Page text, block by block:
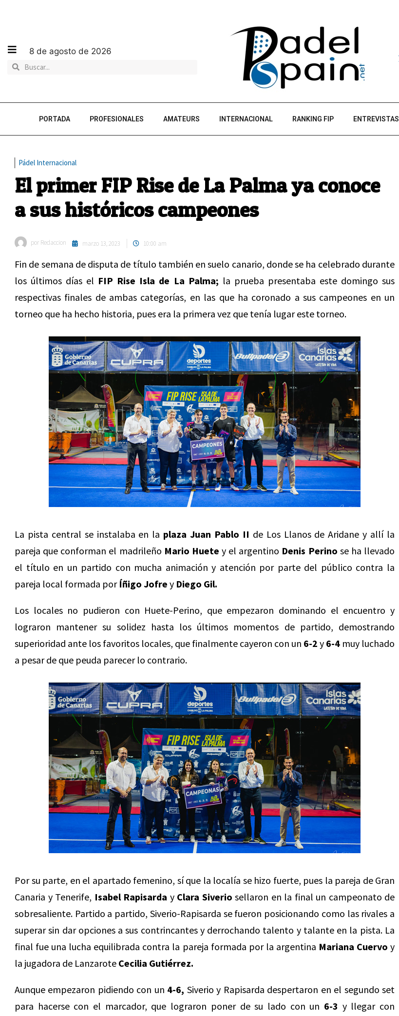
8 de agosto de 2026
PORTADA PROFESIONALES AMATEURS INTERNACIONAL RANKING FIP ENTREVISTAS
Pádel Internacional
El primer FIP Rise de La Palma ya conoce
a sus históricos campeones
por Redaccion marzo 13, 2023 10:00 am
Fin de semana de disputa de título también en suelo canario, donde se ha celebrado durante
los últimos días el FIP Rise Isla de La Palma; la prueba presentaba este domingo sus
respectivas finales de ambas categorías, en las que ha coronado a sus campeones en un
torneo que ha hecho historia, pues era la primera vez que tenía lugar este torneo.
La pista central se instalaba en la plaza Juan Pablo II de Los Llanos de Aridane y allí la
pareja que conforman el madrileño Mario Huete y el argentino Denis Perino se ha llevado
el título en un partido con mucha animación y atención por parte del público contra la
pareja local formada por Íñigo Jofre y Diego Gil.
Los locales no pudieron con Huete-Perino, que empezaron dominando el encuentro y
lograron mantener su solidez hasta los últimos momentos de partido, demostrando
superioridad ante los favoritos locales, que finalmente cayeron con un 6-2 y 6-4 muy luchado
a pesar de que peuda parecer lo contrario.
Por su parte, en el apartado femenino, sí que la localía se hizo fuerte, pues la pareja de Gran
Canaria y Tenerife, Isabel Rapisarda y Clara Siverio sellaron en la final un campeonato de
sobresaliente. Partido a partido, Siverio-Rapisarda se fueron posicionando como las rivales a
superar sin dar opciones a sus contrincantes y derrochando talento y talante en la pista. La
final fue una lucha equilibrada contra la pareja formada por la argentina Mariana Cuervo y
la jugadora de Lanzarote Cecilia Gutiérrez.
Aunque empezaron pidiendo con un 4-6, Siverio y Rapisarda despertaron en el segundo set
para hacerse con el marcador, que lograron poner de su lado con un 6-3 y llegar con